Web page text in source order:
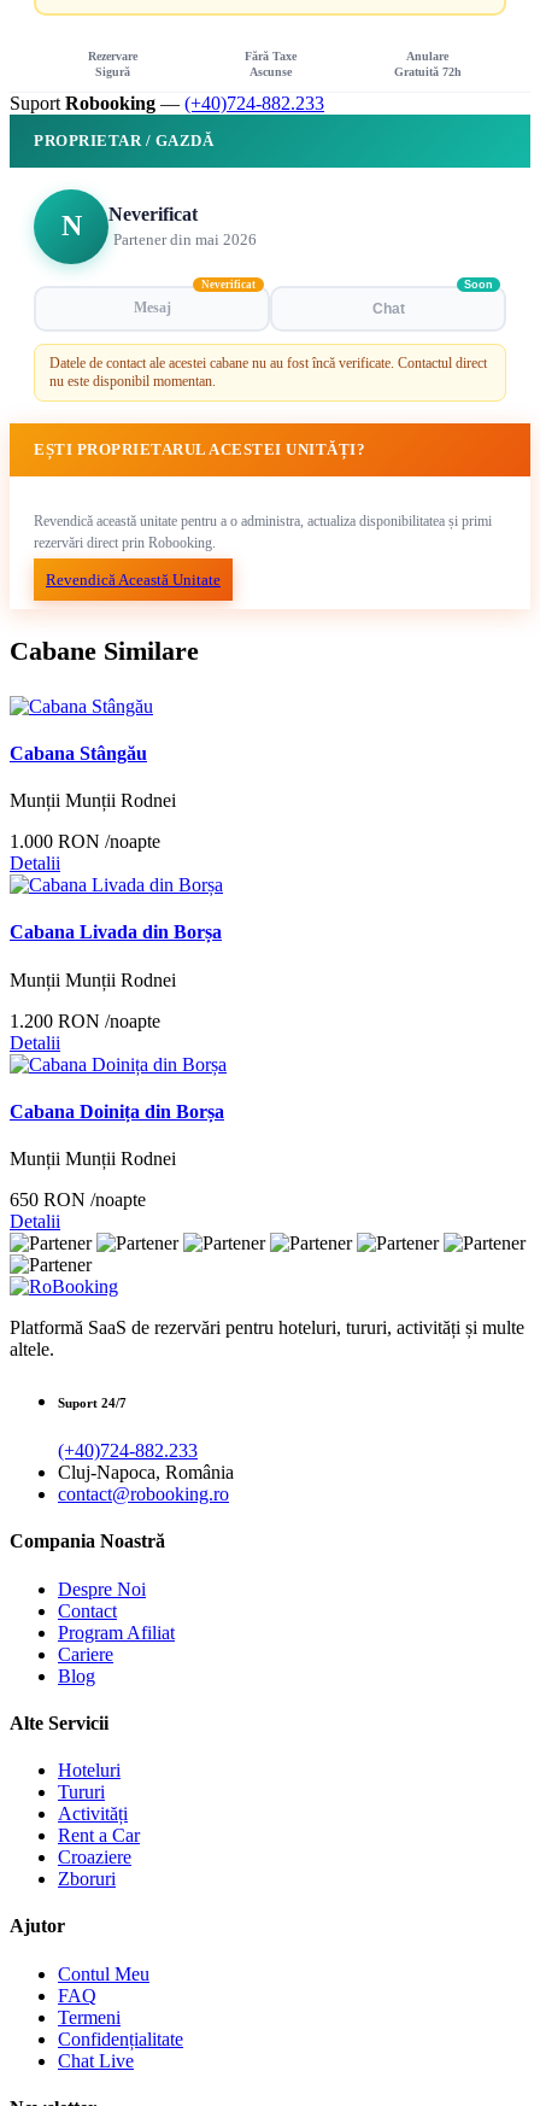
Rezervare
Sigură
Fără Taxe
Ascunse
Anulare
Gratuită 72h
Suport Robooking — (+40)724-882.233
PROPRIETAR / GAZDĂ
N Neverificat
Partener din mai 2026
Mesaj
Neverificat
Chat
Soon
Datele de contact ale acestei cabane nu au fost încă verificate. Contactul direct
nu este disponibil momentan.
EȘTI PROPRIETARUL ACESTEI UNITĂȚI?
Revendică această unitate pentru a o administra, actualiza disponibilitatea și primi
rezervări direct prin Robooking.
Revendică Această Unitate
Cabane Similare
Cabana Stângău
Munții Munții Rodnei
1.000 RON /noapte
Detalii
Cabana Livada din Borșa
Munții Munții Rodnei
1.200 RON /noapte
Detalii
Cabana Doinița din Borșa
Munții Munții Rodnei
650 RON /noapte
Detalii
Platformă SaaS de rezervări pentru hoteluri, tururi, activități și multe
altele.
Suport 24/7
(+40)724-882.233
Cluj-Napoca, România
contact@robooking.ro
Compania Noastră
Despre Noi
Contact
Program Afiliat
Cariere
Blog
Alte Servicii
Hoteluri
Tururi
Activități
Rent a Car
Croaziere
Zboruri
Ajutor
Contul Meu
FAQ
Termeni
Confidențialitate
Chat Live